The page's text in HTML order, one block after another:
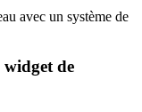
avec un système de
widget de